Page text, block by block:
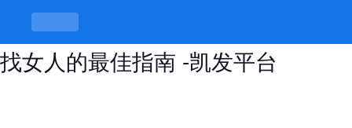
在2026美女跨年活动中，什么地方
找女人的最佳指南 -凯发平台